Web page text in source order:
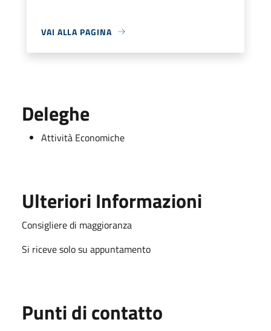
VAI ALLA PAGINA
Deleghe
Attività Economiche
Ulteriori Informazioni
Consigliere di maggioranza
Si riceve solo su appuntamento
Punti di contatto